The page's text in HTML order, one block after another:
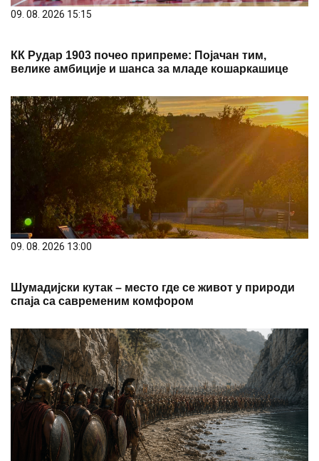
КК Рудар 1903 почео припреме: Појачан тим,
09. 08. 2026 13:00
Шумадијски кутак – место где се живот у природи
09. 08. 2026 13:35